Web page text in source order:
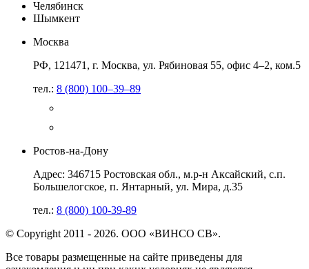
Челябинск
Шымкент
Москва
РФ, 121471, г. Москва, ул. Рябиновая 55, офис 4–2, ком.5
тел.: 8 (800) 100–39–89
Ростов-на-Дону
Адрес: 346715 Ростовская обл., м.р-н Аксайский, с.п.
Большелогское, п. Янтарный, ул. Мира, д.35
тел.: 8 (800) 100-39-89
© Copyright 2011 - 2026. ООО «ВИНСО СВ».
Все товары размещенные на сайте приведены для